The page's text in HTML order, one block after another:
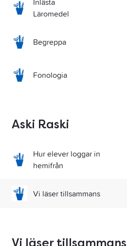
Inlästa
Läromedel
Begreppa
Fonologia
Aski Raski
Hur elever loggar in
hemifrån
Vi läser tillsammans
Vi läser tillsammans